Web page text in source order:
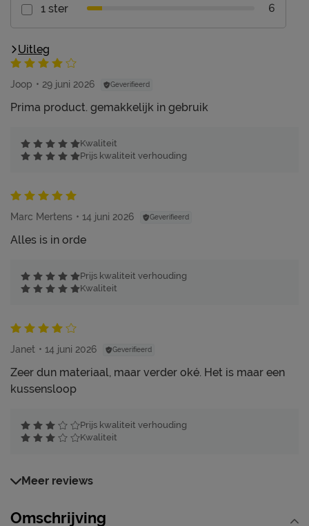
1 ster 6
Uitleg
Joop 29 juni 2026 Geverifieerd
Prima product. gemakkelijk in gebruik
Kwaliteit
Prijs kwaliteit verhouding
Marc Mertens 14 juni 2026 Geverifieerd
Alles is in orde
Prijs kwaliteit verhouding
Kwaliteit
Janet 14 juni 2026 Geverifieerd
Zeer dun materiaal, maar verder oké. Het is maar een
kussensloop
Prijs kwaliteit verhouding
Kwaliteit
Meer reviews
Omschrijving